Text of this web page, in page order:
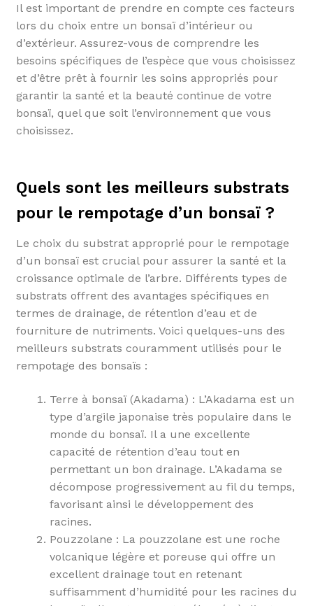
Il est important de prendre en compte ces facteurs
lors du choix entre un bonsaï d’intérieur ou
d’extérieur. Assurez-vous de comprendre les
besoins spécifiques de l’espèce que vous choisissez
et d’être prêt à fournir les soins appropriés pour
garantir la santé et la beauté continue de votre
bonsaï, quel que soit l’environnement que vous
choisissez.
Quels sont les meilleurs substrats
pour le rempotage d’un bonsaï ?
Le choix du substrat approprié pour le rempotage
d’un bonsaï est crucial pour assurer la santé et la
croissance optimale de l’arbre. Différents types de
substrats offrent des avantages spécifiques en
termes de drainage, de rétention d’eau et de
fourniture de nutriments. Voici quelques-uns des
meilleurs substrats couramment utilisés pour le
rempotage des bonsaïs :
Terre à bonsaï (Akadama) : L’Akadama est un
type d’argile japonaise très populaire dans le
monde du bonsaï. Il a une excellente
capacité de rétention d’eau tout en
permettant un bon drainage. L’Akadama se
décompose progressivement au fil du temps,
favorisant ainsi le développement des
racines.
Pouzzolane : La pouzzolane est une roche
volcanique légère et poreuse qui offre un
excellent drainage tout en retenant
suffisamment d’humidité pour les racines du